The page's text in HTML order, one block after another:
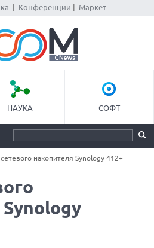
Конференции Маркет
НАУКА СОФТ
накопителя Synology 412+